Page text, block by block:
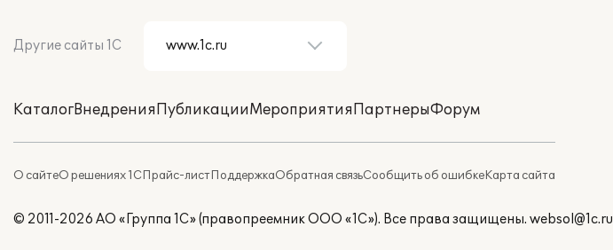
Другие сайты 1С
КаталогВнедренияПубликацииМероприятияПартнерыФорум
О сайтеО решениях 1СПрайс-листПоддержкаОбратная связьСообщить об ошибкеКарта сайта
© 2011-2026 АО «Группа 1С» (правопреемник ООО «1С»). Все права защищены. websol@1c.ru